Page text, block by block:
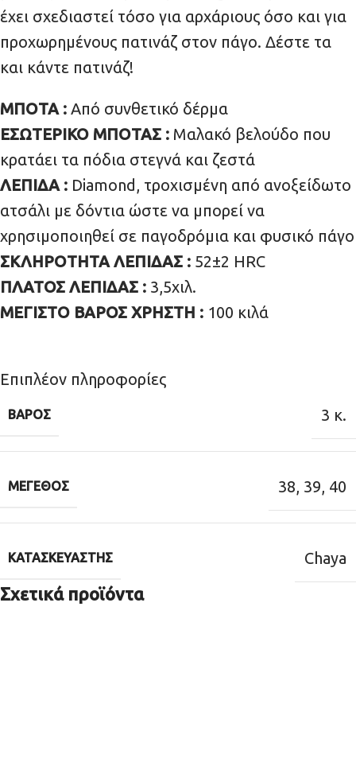
έχει σχεδιαστεί τόσο για αρχάριους όσο και για
προχωρημένους πατινάζ στον πάγο. Δέστε τα
και κάντε πατινάζ!
ΜΠΟΤΑ : Από συνθετικό δέρμα
ΕΣΩΤΕΡΙΚΟ ΜΠΟΤΑΣ : Μαλακό βελούδο που
κρατάει τα πόδια στεγνά και ζεστά
ΛΕΠΙΔΑ : Diamond, τροχισμένη από ανοξείδωτο
ατσάλι με δόντια ώστε να μπορεί να
χρησιμοποιηθεί σε παγοδρόμια και φυσικό πάγο
ΣΚΛΗΡΟΤΗΤΑ ΛΕΠΙΔΑΣ : 52±2 HRC
ΠΛΑΤΟΣ ΛΕΠΙΔΑΣ : 3,5χιλ.
ΜΕΓΙΣΤΟ ΒΑΡΟΣ ΧΡΗΣΤΗ : 100 κιλά
Επιπλέον πληροφορίες
ΒΆΡΟΣ 3 κ.
ΜΈΓΕΘΟΣ 38, 39, 40
ΚΑΤΑΣΚΕΥΑΣΤΉΣ Chaya
Σχετικά προϊόντα